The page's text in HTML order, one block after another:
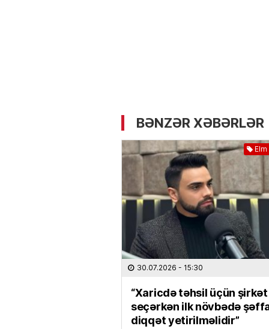
BƏNZƏR XƏBƏRLƏR
30.07.2026 - 15:30
“Xaricdə təhsil üçün şirkət
seçərkən ilk növbədə
diqqət yetirilməlidir”